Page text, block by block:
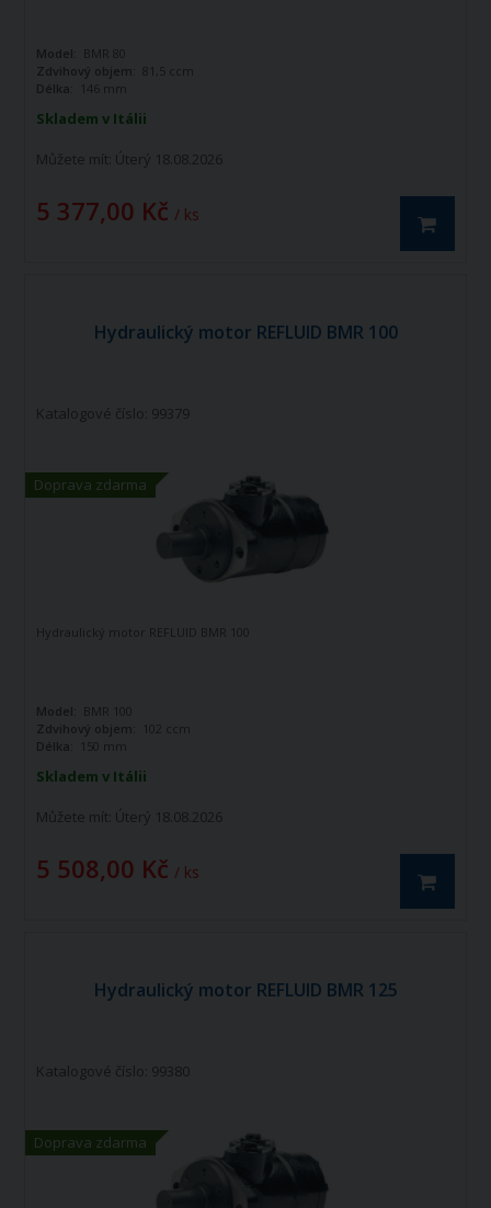
Skladem v Itálii
Můžete mít: Úterý 18.08.2026
5 377,00 Kč / ks
Model: BMR 80
Zdvihový objem:
81,5 ccm
Délka:
146 mm
Hydraulický motor REFLUID BMR 100
Doprava zdarma
Katalogové číslo: 99379
Skladem v Itálii
Můžete mít: Úterý 18.08.2026
5 508,00 Kč / ks
Hydraulický motor REFLUID BMR 100
Model: BMR 100
Zdvihový objem:
102 ccm
Délka:
150 mm
Hydraulický motor REFLUID BMR 125
Doprava zdarma
Katalogové číslo: 99380